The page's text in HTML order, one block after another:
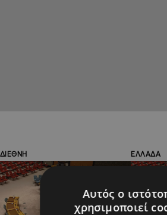
ΔΙΕΘΝΗ ΕΛΛΑΔΑ
Αυτός ο
χρησιμοποιεί